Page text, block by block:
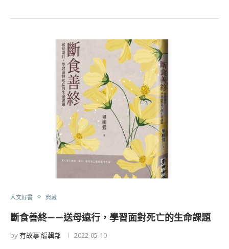
人文好書 典藏
斷食善終——送母遠行，學習面對死亡的生命課題
by有故事 編輯部 2022-05-10